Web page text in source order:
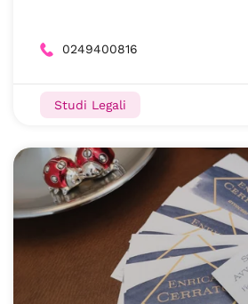
0249400816
Studi Legali